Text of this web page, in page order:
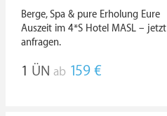
Berge, Spa & pure Erholung Eure
Auszeit im 4*S Hotel MASL – jetzt
anfragen.
1 ÜN ab 159 €